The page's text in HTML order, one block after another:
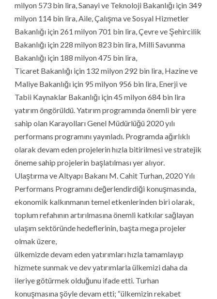
milyon 573 bin lira, Sanayi ve Teknoloji Bakanlığı için 349
milyon 114 bin lira, Aile, Çalışma ve Sosyal Hizmetler
Bakanlığı için 261 milyon 701 bin lira, Çevre ve Şehircilik
Bakanlığı için 228 milyon 823 bin lira, Milli Savunma
Bakanlığı için 188 milyon 475 bin lira,
Ticaret Bakanlığı için 132 milyon 292 bin lira, Hazine ve
Maliye Bakanlığı için 95 milyon 956 bin lira, Enerji ve
Tabii Kaynaklar Bakanlığı için 45 milyon 684 bin lira
yatırım öngörüldü. Yatırım programında önemli bir yere
sahip olan Karayolları Genel Müdürlüğü 2020 yılı
performans programını yayınladı. Programda ağırlıklı
olarak devam eden projelerin hızla bitirilmesi ve stratejik
öneme sahip projelerin başlatılması yer alıyor.
Ulaştırma ve Altyapı Bakanı M. Cahit Turhan, 2020 Yılı
Performans Programını değerlendirdiği konuşmasında,
ekonomik kalkınmanın temel etkenlerinden biri olarak,
toplum refahının artırılmasına önemli katkılar sağlayan
ulaşım sektöründe hedeflerinin, başta mega projeler
olmak üzere,
ülkemizde devam eden yatırımları hızla tamamlayıp
hizmete sunmak ve dev yatırımlarla ülkemizi daha da
ileriye götürmek olduğunu ifade etti. Turhan
konuşmasına şöyle devam etti; “ülkemizin rekabet